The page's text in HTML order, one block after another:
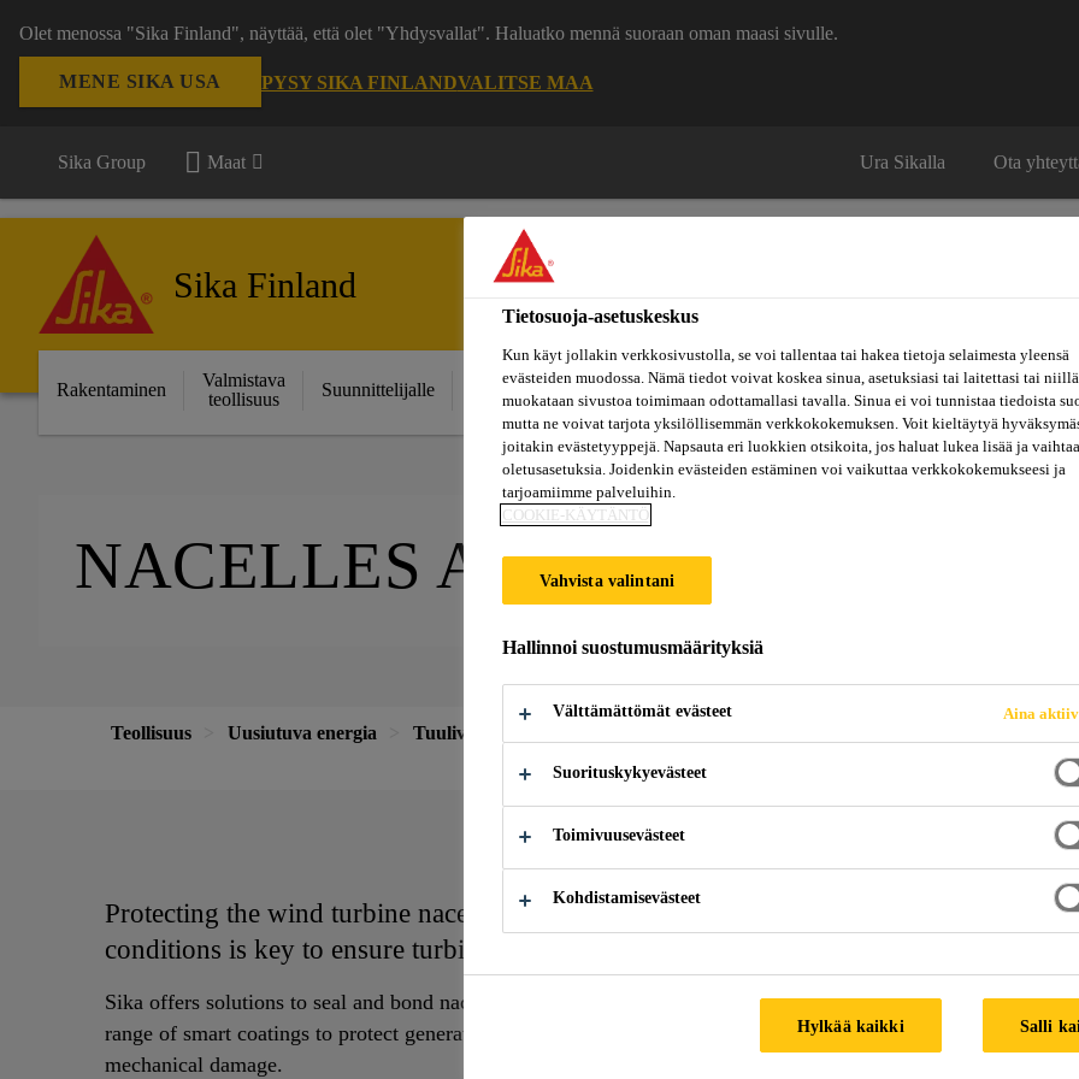
Olet menossa "Sika Finland", näyttää, että olet "Yhdysvallat". Haluatko mennä suoraan oman maasi sivulle.
MENE SIKA USA PYSY SIKA FINLANDVALITSE MAA
Sika Group Maat Ura Sikalla Ota
Sika Finland
Rakentaminen
Valmistava
teollisuus
Suunnittelijalle
Ratkaisut
projekteihin
Referenssit
Inspiraatiot
ja
konseptit
Dokumenttikirjasto
Tietoa
meistä
NACELLES AND MACHINE
Teollisuus Uusiutuva energia Tuulivoima
Protecting the Turbines's
Protecting the wind turbine nacelle from extreme climatic
conditions is key to ensure turbine longevity.
Sika offers solutions to seal and bond nacelle covers and elements as well as a
range of smart coatings to protect generator parts from corrosion and
mechanical damage.
Tietosuoja-asetuskeskus
Kun käyt jollakin verkkosivustolla, se voi tallentaa tai hakea tietoja selaimesta yleensä
evästeiden muodossa. Nämä tiedot voivat koskea sinua, asetuksiasi tai laitettasi tai niillä
muokataan sivustoa toimimaan odottamallasi tavalla. Sinua ei voi tunnistaa tiedoista
mutta ne voivat tarjota yksilöllisemmän verkkokokemuksen. Voit kieltäytyä
joitakin evästetyyppejä. Napsauta eri luokkien otsikoita, jos haluat lukea lisää ja vaihtaa
oletusasetuksia. Joidenkin evästeiden estäminen voi vaikuttaa verkkokokemukseesi ja
tarjoamiimme palveluihin.
COOKIE-KÄYTÄNTÖ
Vahvista valintani
Hallinnoi suostumusmäärityksiä
Välttämättömät evästeet Aina
Suorituskykyevästeet
Toimivuusevästeet
Kohdistamisevästeet
Hylkää kaikki Salli